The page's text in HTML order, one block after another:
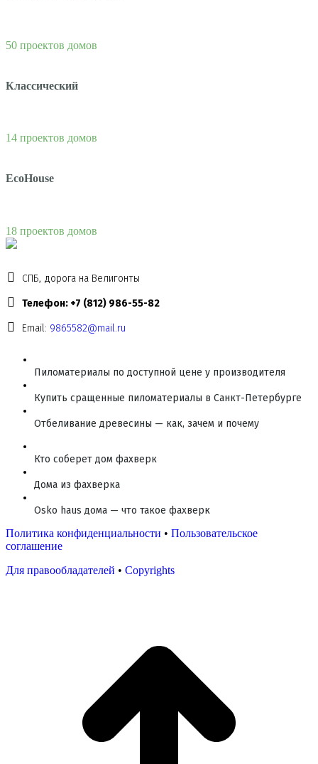
50 проектов домов
Классический
14 проектов домов
EcoHouse
18 проектов домов
СПБ, дорога на Велигонты
Телефон: +7 (812) 986-55-82
Email: 9865582@mail.ru
Пиломатериалы по доступной цене у производителя
Купить сращенные пиломатериалы в Санкт-Петербурге
Отбеливание древесины — как, зачем и почему
Кто соберет дом фахверк
Дома из фахверка
Osko haus дома — что такое фахверк
Политика конфиденциальности • Пользовательское
соглашение
Для правообладателей • Copyrights